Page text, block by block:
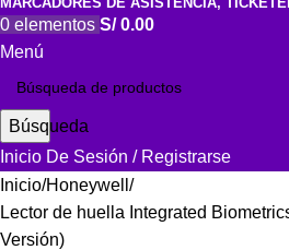
0 elementos S/0.00
Menú
Búsqueda
Inicio De Sesión / Registrarse
Inicio Honeywell
Lector de huella Integrated
Versión)